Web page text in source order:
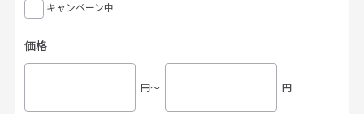
キャンペーン中
価格
円〜 円